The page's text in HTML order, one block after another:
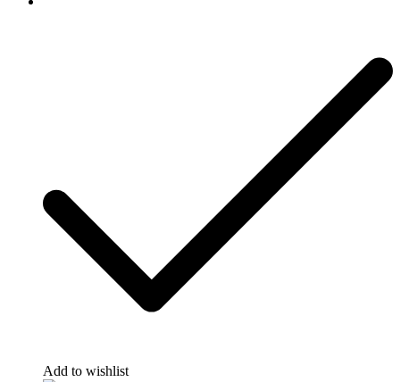
Add to wishlist